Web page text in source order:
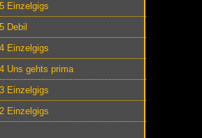
Einzelgigs
Debil
Einzelgigs
Uns gehts prima
Einzelgigs
Einzelgigs